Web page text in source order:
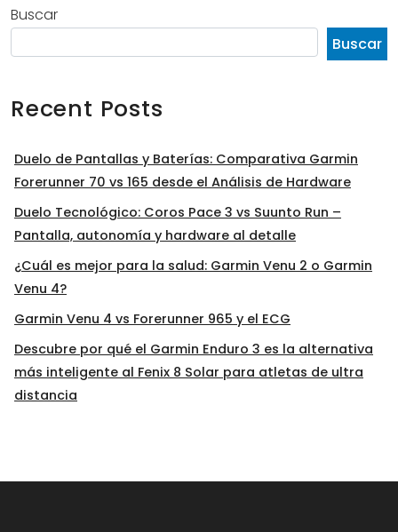
Buscar
Buscar
Recent Posts
Duelo de Pantallas y Baterías: Comparativa Garmin
Forerunner 70 vs 165 desde el Análisis de Hardware
Duelo Tecnológico: Coros Pace 3 vs Suunto Run –
Pantalla, autonomía y hardware al detalle
¿Cuál es mejor para la salud: Garmin Venu 2 o Garmin
Venu 4?
Garmin Venu 4 vs Forerunner 965 y el ECG
Descubre por qué el Garmin Enduro 3 es la alternativa
más inteligente al Fenix 8 Solar para atletas de ultra
distancia